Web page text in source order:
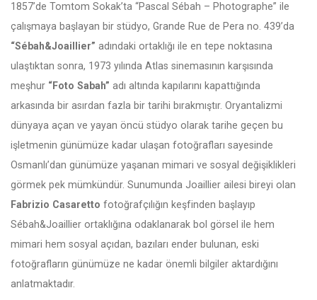
1857’de Tomtom Sokak’ta “Pascal Sébah – Photographe” ile
çalışmaya başlayan bir stüdyo, Grande Rue de Pera no. 439’da
“Sébah&Joaillier” adındaki ortaklığı ile en tepe noktasına
ulaştıktan sonra, 1973 yılında Atlas sinemasının karşısında
meşhur “Foto Sabah” adı altında kapılarını kapattığında
arkasında bir asırdan fazla bir tarihi bırakmıştır. Oryantalizmi
dünyaya açan ve yayan öncü stüdyo olarak tarihe geçen bu
işletmenin günümüze kadar ulaşan fotoğrafları sayesinde
Osmanlı’dan günümüze yaşanan mimari ve sosyal değişiklikleri
görmek pek mümkündür. Sunumunda Joaillier ailesi bireyi olan
Fabrizio Casaretto fotoğrafçılığın keşfinden başlayıp
Sébah&Joaillier ortaklığına odaklanarak bol görsel ile hem
mimari hem sosyal açıdan, bazıları ender bulunan, eski
fotoğrafların günümüze ne kadar önemli bilgiler aktardığını
anlatmaktadır.